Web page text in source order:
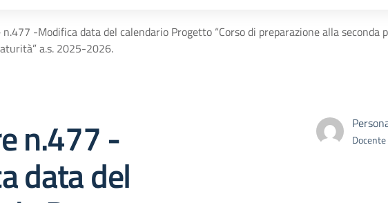
n.477 -Modifica data del calendario Progetto “Corso di preparazione alla
a.s. 2025-2026.
n.477 -
data del
Docente